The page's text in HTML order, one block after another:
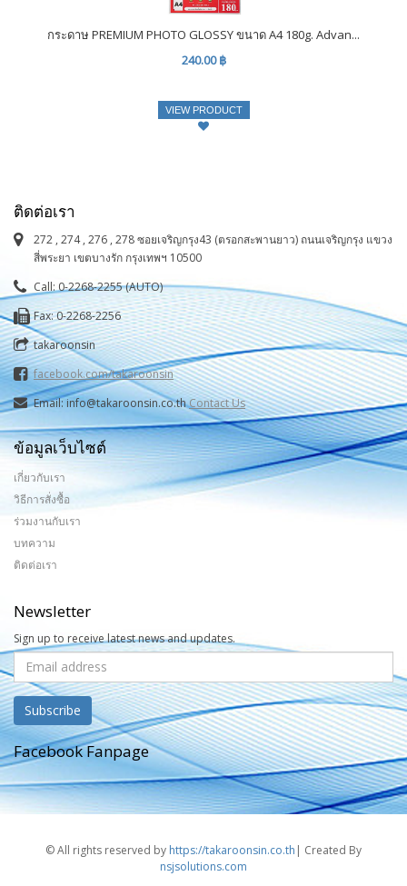
กระดาษ PREMIUM PHOTO GLOSSY ขนาด A4 180g. Advan...
240.00 ฿
VIEW PRODUCT
ติดต่อเรา
272 , 274 , 276 , 278 ซอยเจริญกรุง43 (ตรอกสะพานยาว) ถนนเจริญกรุง แขวง
สี่พระยา เขตบางรัก กรุงเทพฯ 10500
Call: 0-2268-2255 (AUTO)
Fax: 0-2268-2256
takaroonsin
facebook.com/takaroonsin
Email: info@takaroonsin.co.thContact Us
ข้อมูลเว็บไซต์
เกี่ยวกับเรา
วิธีการสั่งซื้อ
ร่วมงานกับเรา
บทความ
ติดต่อเรา
Newsletter
Sign up to receive latest news and updates.
Facebook Fanpage
© All rights reserved by https://takaroonsin.co.th | Created By
nsjsolutions.com